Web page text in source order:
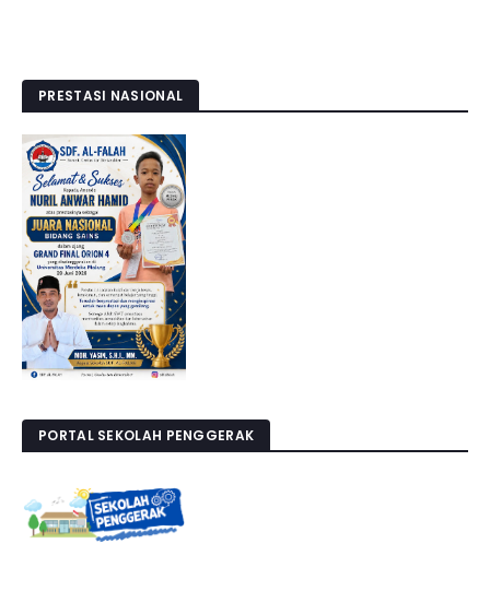
PRESTASI NASIONAL
PORTAL SEKOLAH PENGGERAK